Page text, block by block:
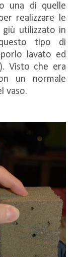
una di quelle
realizzare le
giù utilizzato in
tipo di
lavato ed
Visto che era
un normale
vaso.